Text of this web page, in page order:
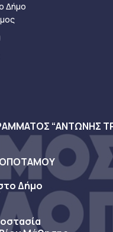
Δήμο
“ΑΝΤΩΝΗΣ
Δήμο